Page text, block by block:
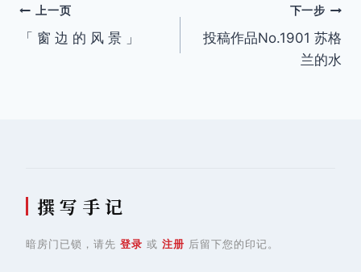
文
章
上一页
「 窗 边 的 风 景 」
下一步
投稿作品No.1901 苏格
兰的水
撰 写 手 记
暗房门已锁，请先 登录 或 注册 后留下您的印记。